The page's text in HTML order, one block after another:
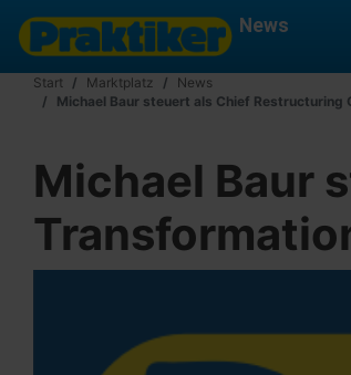
News
Start Marktplatz
News
Michael Baur steuert als Chief Restructuring
Michael Baur